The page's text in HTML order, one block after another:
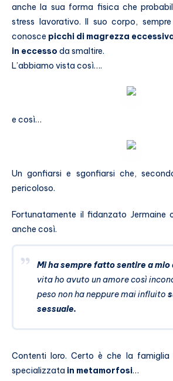
anche la sua forma fisica che
stress lavorativo. Il suo corpo,
conosce picchi di magrezza
in eccesso da smaltire.
L’abbiamo vista così….
e così…
Un gonfiarsi e sgonfiarsi che,
pericoloso.
Fortunatamente il fidanzato Jermaine
anche così.
Mi ha sempre fatto sentire a mio
vita ho avuto un amore così
peso non ha neppure mai influito
sessuale.
Contenti loro. Certo è che la famiglia
specializzata in metamorfosi…